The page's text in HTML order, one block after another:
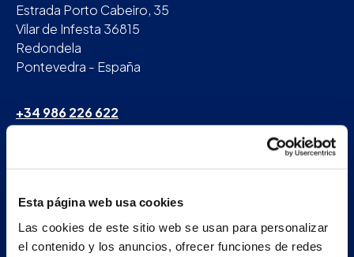
Esta página web usa cookies
Las cookies de este sitio web se usan para personalizar
el contenido y los anuncios, ofrecer funciones de redes
Estrada Porto Cabeiro, 35
Vilar de Infesta 36815
Redondela
Pontevedra - España
+34 986 226 622